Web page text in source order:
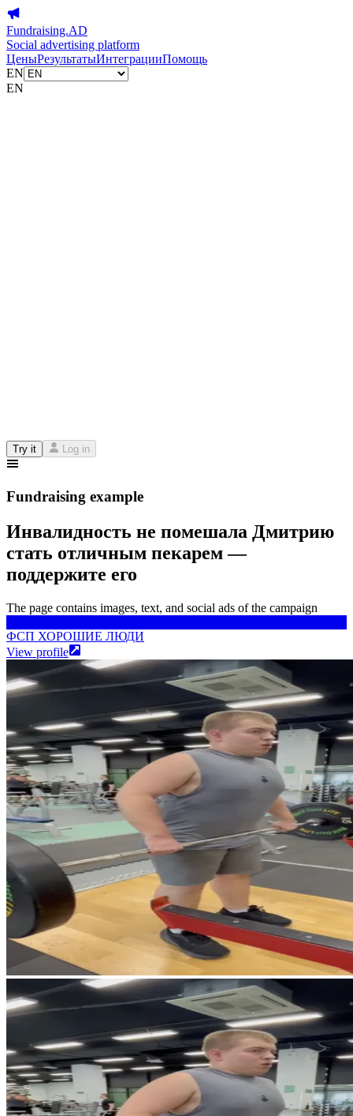
Fundraising.AD
Social advertising platform
ЦеныРезультатыИнтеграцииПомощь
EN
EN
Try it Log in
Fundraising example
Инвалидность не помешала Дмитрию
стать отличным пекарем —
поддержите его
The page contains images, text, and social ads of the campaign
ФСП ХОРОШИЕ ЛЮДИ
View profile